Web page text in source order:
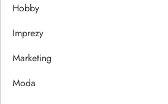
a
w
p
Hobby
Imprezy
Marketing
Moda